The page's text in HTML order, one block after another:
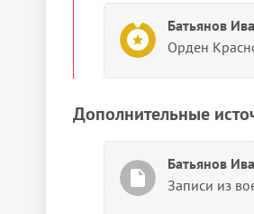
Батьянов
Орден
Дополнительные
Батьянов
Записи из